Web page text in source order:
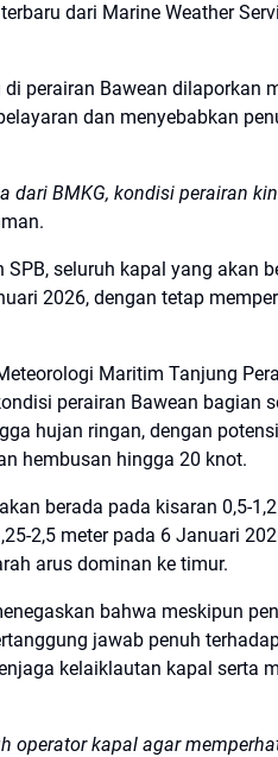
dari Marine Weather
perairan Bawean dilaporkan
dan menyebabkan
dari BMKG, kondisi perairan
seluruh kapal yang akan
2026, dengan tetap
Maritim Tanjung
perairan Bawean bagian
hujan ringan, dengan
hembusan hingga 20 knot.
berada pada kisaran 0,5-
2,5 meter pada 6 Januari
arus dominan ke timur.
bahwa meskipun
jawab penuh
kelaiklautan kapal serta
operator kapal agar